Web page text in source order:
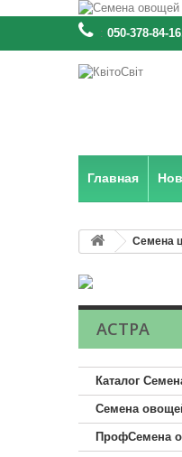
: 050-378-84-
Главная
Семена
АСТРА
Каталог
Семена
ПрофСемена